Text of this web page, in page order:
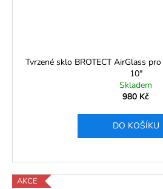
Tvrzené sklo BROTECT AirGlass
10"
Skladem
980 Kč
DO KOŠÍKU
AKCE